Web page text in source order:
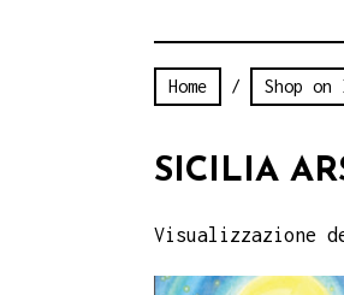
Home / Shop
SICILIA
Visualizzazione